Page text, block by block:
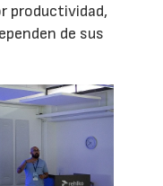
productividad,
de sus